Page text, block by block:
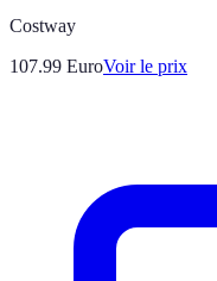
Costway
107.99 EuroVoir le prix